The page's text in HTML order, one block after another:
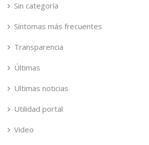
Sin categoría
Síntomas más frecuentes
Transparencia
Últimas
Ultimas noticias
Utilidad portal
Video